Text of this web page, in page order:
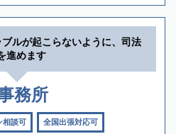
ブルが起こらないように、司法
進めます
務所
相談可 全国出張対応可